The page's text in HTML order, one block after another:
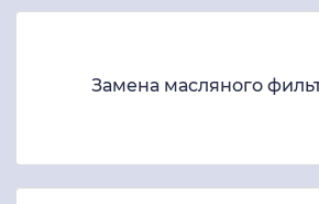
Замена масляного